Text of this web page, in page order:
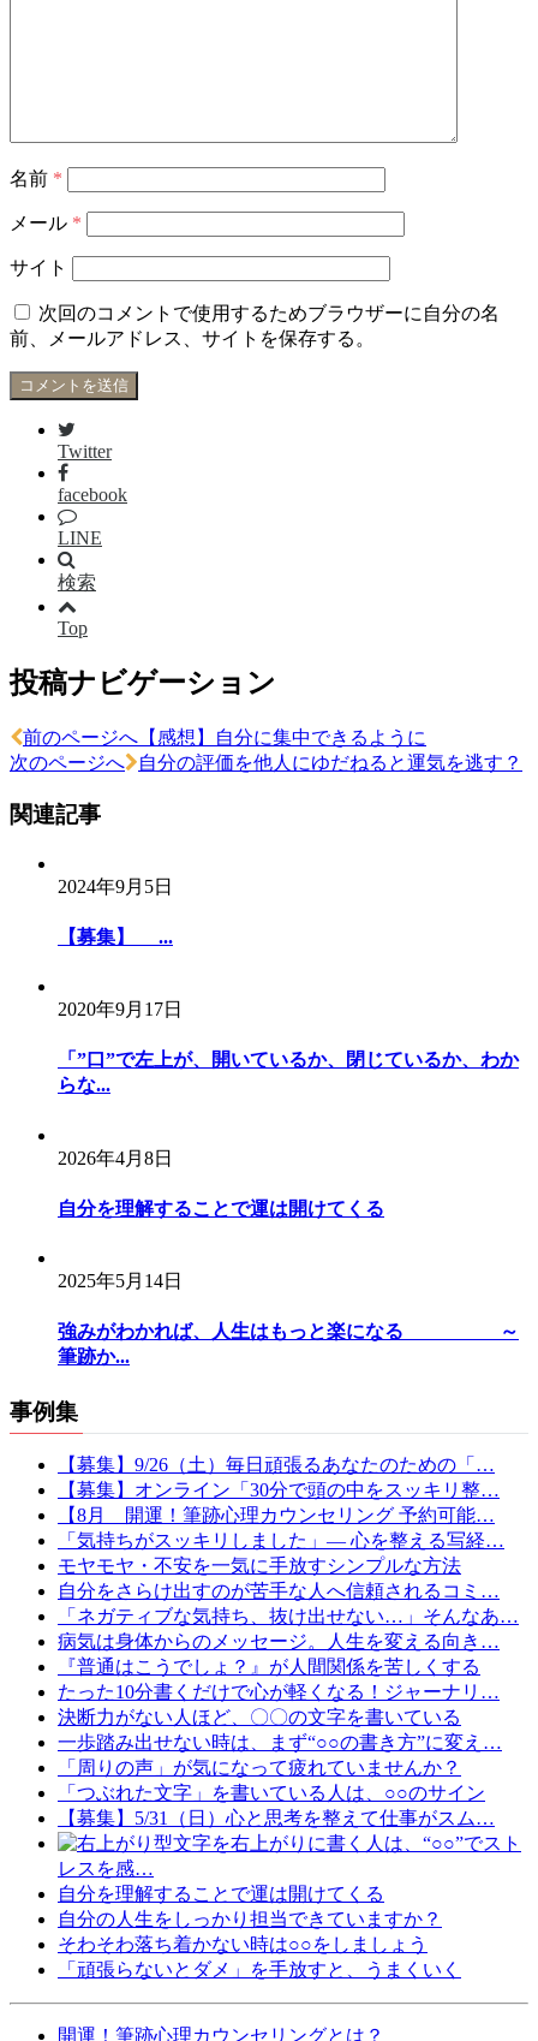
名前 *
メール *
サイト
次回のコメントで使用するためブラウザーに自分の名
前、メールアドレス、サイトを保存する。
Twitter
facebook
LINE
検索
Top
投稿ナビゲーション
前のページへ 【感想】自分に集中できるように
次のページへ
自分の評価を他人にゆだねると運気を逃す？
関連記事
2024年9月5日
【募集】 ...
2020年9月17日
「”口”で左上が、開いているか、閉じているか、わか
らな...
2026年4月8日
自分を理解することで運は開けてくる
2025年5月14日
強みがわかれば、人生はもっと楽になる ～
筆跡か...
事例集
【募集】9/26（土）毎日頑張るあなたのための「…
【募集】オンライン「30分で頭の中をスッキリ整…
【8月 開運！筆跡心理カウンセリング 予約可能…
「気持ちがスッキリしました」— 心を整える写経…
モヤモヤ・不安を一気に手放すシンプルな方法
自分をさらけ出すのが苦手な人へ信頼されるコミ…
「ネガティブな気持ち、抜け出せない…」そんなあ…
病気は身体からのメッセージ。人生を変える向き…
『普通はこうでしょ？』が人間関係を苦しくする
たった10分書くだけで心が軽くなる！ジャーナリ…
決断力がない人ほど、〇〇の文字を書いている
一歩踏み出せない時は、まず“○○の書き方”に変え…
「周りの声」が気になって疲れていませんか？
「つぶれた文字」を書いている人は、○○のサイン
【募集】5/31（日）心と思考を整えて仕事がスム…
文字を右上がりに書く人は、“○○”でスト
レスを感…
自分を理解することで運は開けてくる
自分の人生をしっかり担当できていますか？
そわそわ落ち着かない時は○○をしましょう
「頑張らないとダメ」を手放すと、うまくいく
開運！筆跡心理カウンセリングとは？